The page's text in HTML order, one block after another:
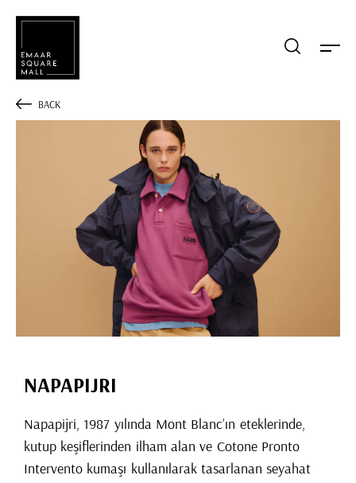
BACK
NAPAPIJRI
Napapijri, 1987 yılında Mont Blanc’ın eteklerinde,
kutup keşiflerinden ilham alan ve Cotone Pronto
Intervento kumaşı kullanılarak tasarlanan seyahat
Mağaza, restaurant, etkinlik arama
POPÜLER ARAMALAR
Lezzet Eğlence
Kampanyalar Etkinlik